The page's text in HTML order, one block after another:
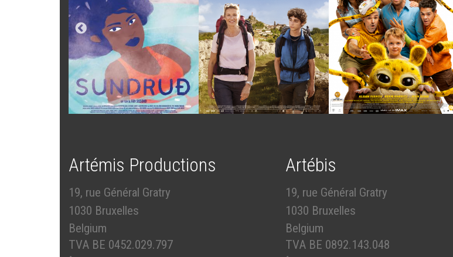
Artémis Productions
19, rue Général Gratry
1030 Bruxelles
Belgium
TVA BE 0452.029.797
Artébis
19, rue Général Gratry
1030 Bruxelles
Belgium
TVA BE 0892.143.048